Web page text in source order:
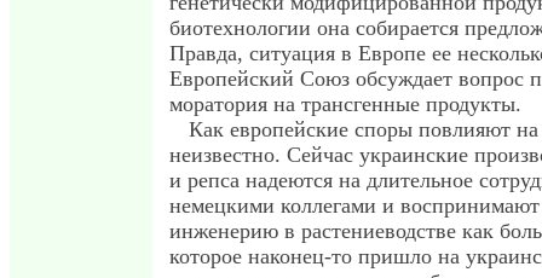
биотехнологии она собирается
Правда, ситуация в Европе ее
Европейский Союз обсуждает вопрос
моратория на трансгенные продукты.
Как европейские споры повлияют
неизвестно. Сейчас украинские
и репса надеются на длительное
немецкими коллегами и
инженерию в растениеводстве как
которое наконец-то пришло на